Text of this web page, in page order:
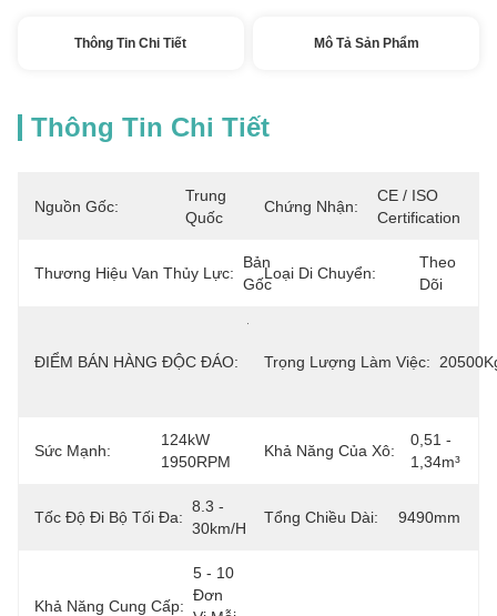
Thông Tin Chi Tiết Mô Tả Sản Phẩm
Thông Tin Chi Tiết
Nguồn Gốc:
Trung
Quốc
Chứng Nhận:
CE / ISO
Certification
Thương Hiệu Van Thủy Lực:
Bản
Gốc
Loại Di Chuyển:
Theo
Dõi
ĐIỂM BÁN HÀNG ĐỘC ĐÁO:
Tiết
Năng
Trọng Lượng Làm Việc:
Sức Mạnh:
124kW
1950RPM
Khả Năng Của Xô:
0,51 -
1,34m³
Tốc Độ Đi Bộ Tối Đa:
8.3 -
30km/h
Tổng Chiều Dài: 9490mm
Khả Năng Cung Cấp:
5 - 10
Đơn